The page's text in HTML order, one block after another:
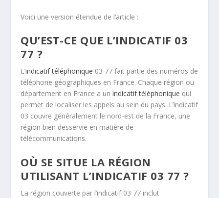
Voici une version étendue de l’article :
QU’EST-CE QUE L’INDICATIF 03
77 ?
L’indicatif téléphonique 03 77 fait partie des numéros de
téléphone géographiques en France. Chaque région ou
département en France a unindicatif téléphonique qui
permet de localiser les appels au sein du pays. L’indicatif
03 couvre généralement le nord-est de la France, une
région bien desservie en matière de
télécommunications.
OÙ SE SITUE LA RÉGION
UTILISANT L’INDICATIF 03 77 ?
La région couverte par l’indicatif 03 77 inclut